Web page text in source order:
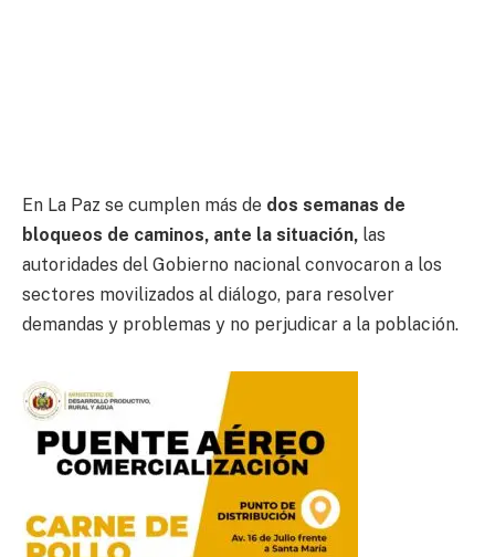
En La Paz se cumplen más de dos semanas de
bloqueos de caminos, ante la situación, las
autoridades del Gobierno nacional convocaron a los
sectores movilizados al diálogo, para resolver
demandas y problemas y no perjudicar a la población.